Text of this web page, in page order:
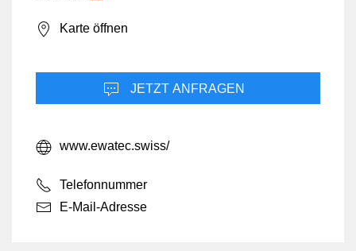
Karte öffnen
JETZT ANFRAGEN
www.ewatec.swiss/
Telefonnummer
E-Mail-Adresse